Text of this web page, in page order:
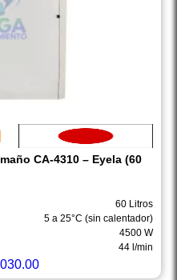
CA-4310 – Eyela (60
60 Litros
5 a 25°C (sin calentador)
4500 W
44 l/min